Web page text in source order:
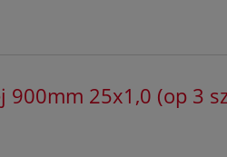
900mm 25x1,0 (op 3